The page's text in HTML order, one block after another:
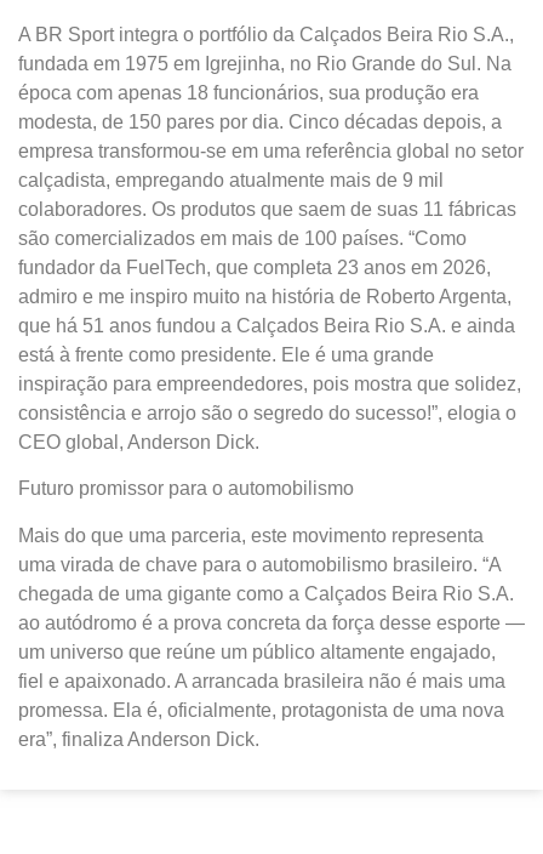
A BR Sport integra o portfólio da Calçados Beira Rio S.A.,
fundada em 1975 em Igrejinha, no Rio Grande do Sul. Na
época com apenas 18 funcionários, sua produção era
modesta, de 150 pares por dia. Cinco décadas depois, a
empresa transformou-se em uma referência global no setor
calçadista, empregando atualmente mais de 9 mil
colaboradores. Os produtos que saem de suas 11 fábricas
são comercializados em mais de 100 países. “Como
fundador da FuelTech, que completa 23 anos em 2026,
admiro e me inspiro muito na história de Roberto Argenta,
que há 51 anos fundou a Calçados Beira Rio S.A. e ainda
está à frente como presidente. Ele é uma grande
inspiração para empreendedores, pois mostra que solidez,
consistência e arrojo são o segredo do sucesso!”, elogia o
CEO global, Anderson Dick.
Futuro promissor para o automobilismo
Mais do que uma parceria, este movimento representa
uma virada de chave para o automobilismo brasileiro. “A
chegada de uma gigante como a Calçados Beira Rio S.A.
ao autódromo é a prova concreta da força desse esporte —
um universo que reúne um público altamente engajado,
fiel e apaixonado. A arrancada brasileira não é mais uma
promessa. Ela é, oficialmente, protagonista de uma nova
era”, finaliza Anderson Dick.